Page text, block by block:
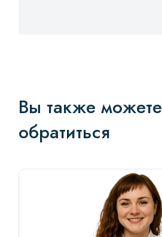
Вы также можете
обратиться